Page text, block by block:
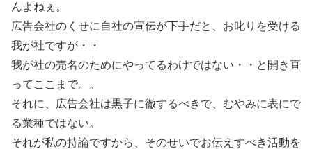
んよねぇ。
広告会社のくせに自社の宣伝が下手だと、お叱りを受ける
我が社ですが・・
我が社の売名のためにやってるわけではない・・と開き直
ってここまで。。
それに、広告会社は黒子に徹するべきで、むやみに表にで
る業種ではない。
それが私の持論ですから、そのせいでお伝えすべき活動を